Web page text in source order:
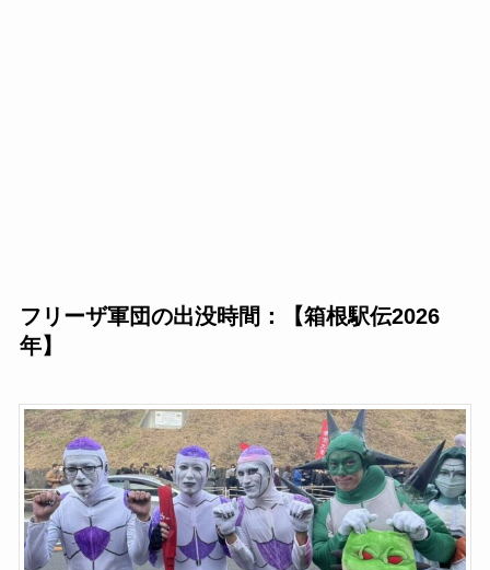
フリーザ軍団の出没時間：【箱根駅伝2026
年】